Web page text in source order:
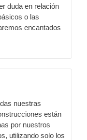
duda en relación
o las
encantados
nuestras
están
por nuestros
utilizando solo los